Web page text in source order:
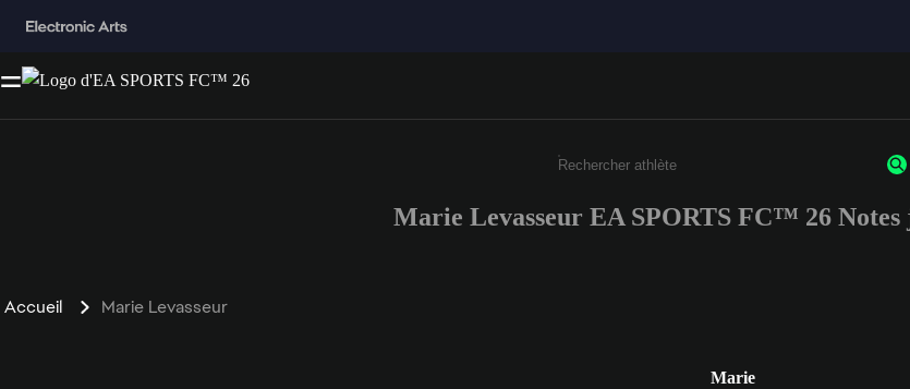
Saisissez au moins 3 caractères ou chiffres.
Marie Levasseur EA SPORTS FC™ 26 Notes
Accueil Marie Levasseur
Marie